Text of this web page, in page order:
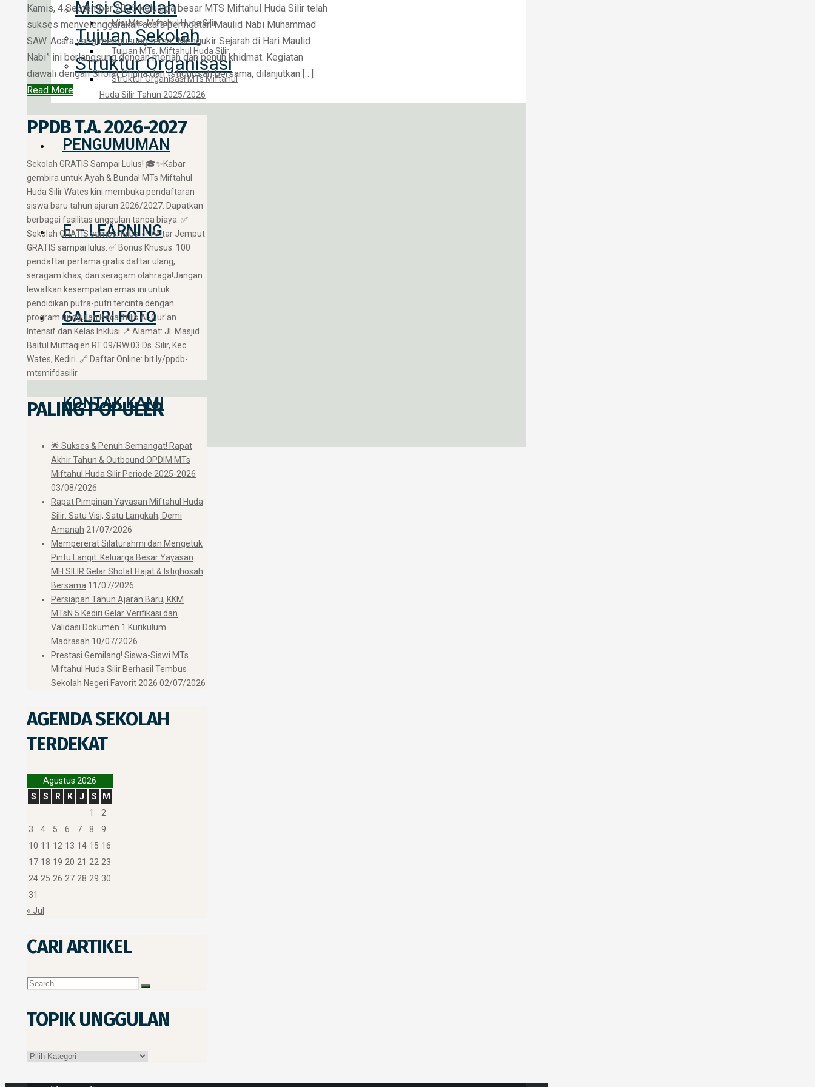
Misi Sekolah
Misi Mts. Miftahul Huda Silir
Tujuan Sekolah
Tujuan MTs. Miftahul Huda Silir
Struktur Organisasi
Struktur Organisasi MTs Miftahul
Huda Silir Tahun 2025/2026
PENGUMUMAN
E – LEARNING
GALERI FOTO
KONTAK KAMI
Kamis, 4 September 2025 keluarga besar MTS Miftahul Huda Silir telah
sukses menyelenggarakan acara peringatan Maulid Nabi Muhammad
SAW. Acara yang mengusung tema “Mengukir Sejarah di Hari Maulid
Nabi” ini berlangsung dengan meriah dan penuh khidmat. Kegiatan
diawali dengan Sholat Dhuha dan Istighosah bersama, dilanjutkan […]
Read More
PPDB T.A. 2026-2027
​Sekolah GRATIS Sampai Lulus! 🎓✨ ​Kabar
gembira untuk Ayah & Bunda! MTs Miftahul
Huda Silir Wates kini membuka pendaftaran
siswa baru tahun ajaran 2026/2027. Dapatkan
berbagai fasilitas unggulan tanpa biaya: ✅
Sekolah GRATIS sampai lulus. ✅ Antar Jemput
GRATIS sampai lulus. ✅ Bonus Khusus: 100
pendaftar pertama gratis daftar ulang,
seragam khas, dan seragam olahraga! ​Jangan
lewatkan kesempatan emas ini untuk
pendidikan putra-putri tercinta dengan
program unggulan Baca Tulis Al-Qur'an
Intensif dan Kelas Inklusi. ​📍 Alamat: Jl. Masjid
Baitul Muttaqien RT.09/RW.03 Ds. Silir, Kec.
Wates, Kediri. 🔗 Daftar Online: bit.ly/ppdb-
mtsmifdasilir
PALING POPULER
🌟 Sukses & Penuh Semangat! Rapat
Akhir Tahun & Outbound OPDIM MTs
Miftahul Huda Silir Periode 2025-2026
03/08/2026
Rapat Pimpinan Yayasan Miftahul Huda
Silir: Satu Visi, Satu Langkah, Demi
Amanah 21/07/2026
Mempererat Silaturahmi dan Mengetuk
Pintu Langit: Keluarga Besar Yayasan
MH SILIR Gelar Sholat Hajat & Istighosah
Bersama 11/07/2026
Persiapan Tahun Ajaran Baru, KKM
MTsN 5 Kediri Gelar Verifikasi dan
Validasi Dokumen 1 Kurikulum
Madrasah 10/07/2026
Prestasi Gemilang! Siswa-Siswi MTs
Miftahul Huda Silir Berhasil Tembus
Sekolah Negeri Favorit 2026 02/07/2026
AGENDA SEKOLAH
TERDEKAT
Agustus 2026
S
S R K J S
M
1
2
3
4 5 6 7 8
9
10 11 12 13 14 15 16
17 18 19 20 21 22 23
24 25 26 27 28 29 30
31
« Jul
CARI ARTIKEL
TOPIK UNGGULAN
Topik